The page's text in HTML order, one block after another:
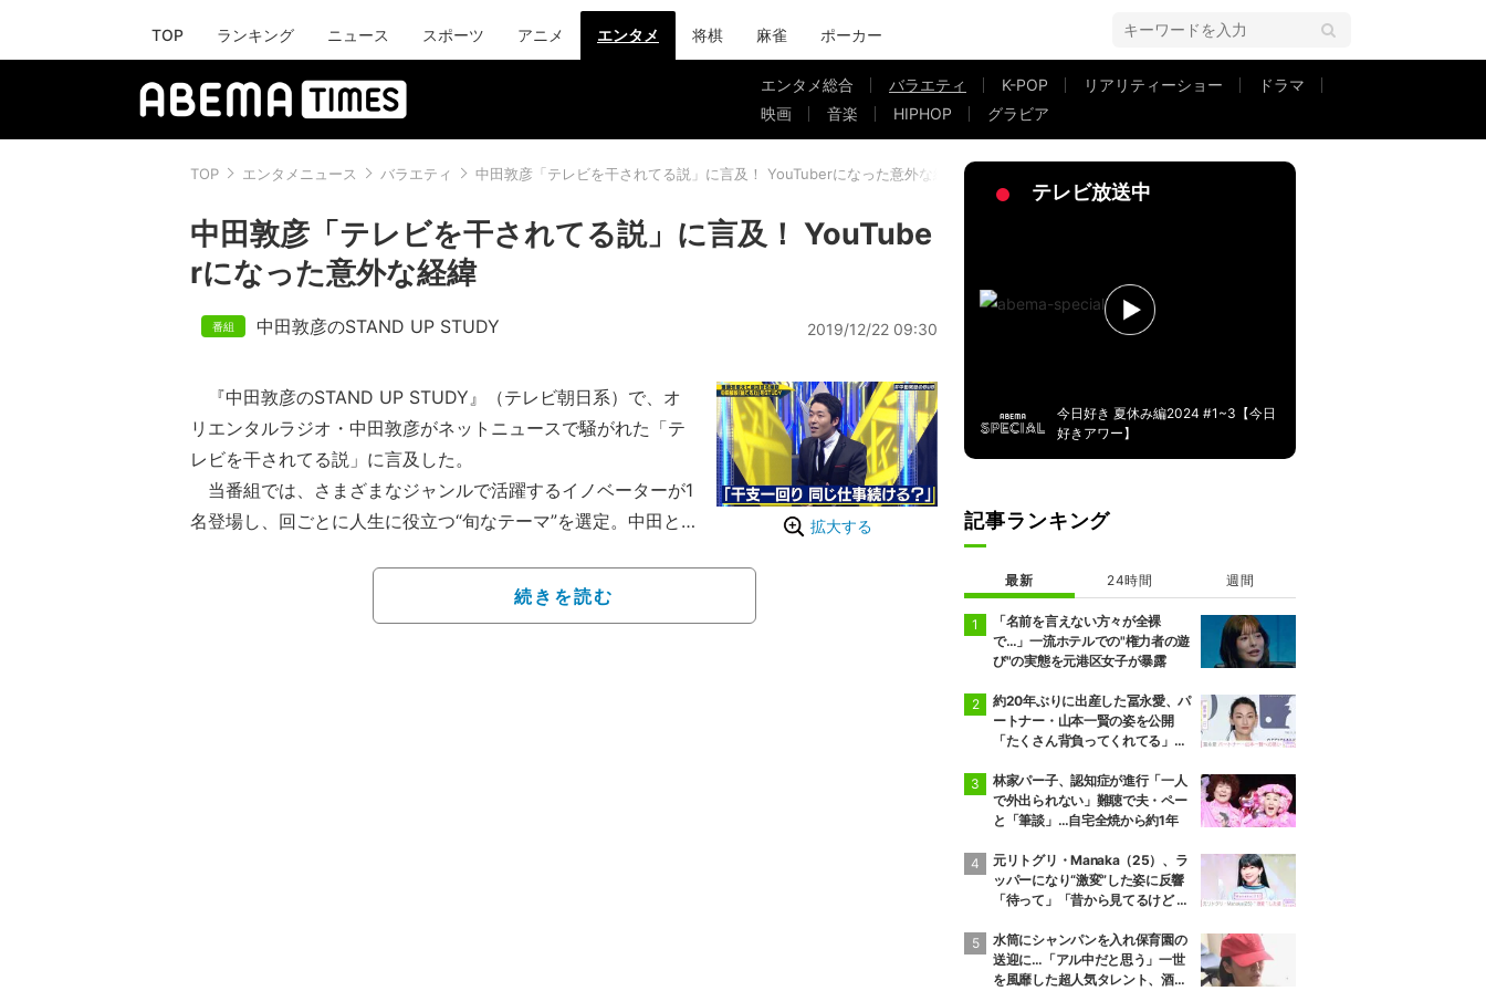
TOP ランキング ニュース スポーツ アニメ エンタメ 将棋 麻雀 ポーカー
エンタメ総合 バラエティ K-POP リアリティーショー
ドラマ
映画
音楽 HIPHOP グラビア
TOP エンタメニュース バラエティ 中田敦彦「テレビを干されてる説」に言及！ YouTuberになった意外な経緯
中田敦彦「テレビを干されてる説」に言及！ YouTube
rになった意外な経緯
中田敦彦のSTAND UP STUDY 2019/12/22 09:30
拡大する
『中田敦彦のSTAND UP STUDY』（テレビ朝日系）で、オ
リエンタルラジオ・中田敦彦がネットニュースで騒がれた「テ
レビを干されてる説」に言及した。
当番組では、さまざまなジャンルで活躍するイノベーターが1
名登場し、回ごとに人生に役立つ“旬なテーマ”を選定。中田と
る。Abemaビデオでも完全オリジナル企画を含めて配信中だ。
2年前からテレビタレントの仕事を整理し、YouTubeへの移
続きを読む
テレビ放送中
今日好き 夏休み編2024 #1~3【今日
好きアワー】
記事ランキング
最新 24時間 週間
「名前を言えない方々が全裸
で…」一流ホテルでの"権力者の遊
び"の実態を元港区女子が暴露
約20年ぶりに出産した冨永愛、パ
ートナー・山本一賢の姿を公開
「たくさん背負ってくれてる」感
林家パー子、認知症が進行「一人
で外出られない」難聴で夫・ペー
と「筆談」…自宅全焼から約1年
元リトグリ・Manaka（25）、ラ
ッパーになり“激変”した姿に反響
「待って」「昔から見てるけど 最
水筒にシャンパンを入れ保育園の
送迎に…「アル中だと思う」一世
を風靡した超人気タレント、酒漬